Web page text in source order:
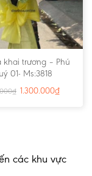
khai trương – Phú
01- Ms:3818
₫ 1.300.000₫
các khu vực